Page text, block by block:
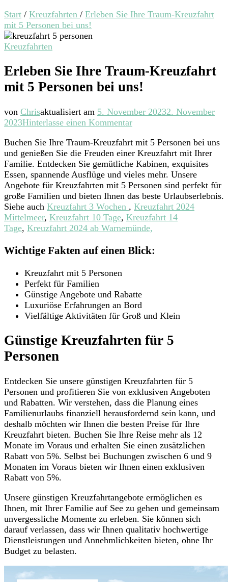
Start / Kreuzfahrten / Erleben Sie Ihre Traum-Kreuzfahrt
mit 5 Personen bei uns!
Kreuzfahrten
Erleben Sie Ihre Traum-Kreuzfahrt
mit 5 Personen bei uns!
von Chrisaktualisiert am 5. November 20232. November
2023Hinterlasse einen Kommentarzu
Sie
Ihre
Traum-
Kreuzfahrt
mit
5
Personen
bei
uns!
Buchen Sie Ihre Traum-Kreuzfahrt mit 5 Personen bei uns
und genießen Sie die Freuden einer Kreuzfahrt mit Ihrer
Familie. Entdecken Sie gemütliche Kabinen, exquisites
Essen, spannende Ausflüge und vieles mehr. Unsere
Angebote für Kreuzfahrten mit 5 Personen sind perfekt für
große Familien und bieten Ihnen das beste Urlaubserlebnis.
Siehe auch Kreuzfahrt 3 Wochen , Kreuzfahrt 2024
Mittelmeer, Kreuzfahrt 10 Tage, Kreuzfahrt 14
Tage, Kreuzfahrt 2024 ab Warnemünde,
Wichtige Fakten auf einen Blick:
Kreuzfahrt mit 5 Personen
Perfekt für Familien
Günstige Angebote und Rabatte
Luxuriöse Erfahrungen an Bord
Vielfältige Aktivitäten für Groß und Klein
Günstige Kreuzfahrten für 5
Personen
Entdecken Sie unsere günstigen Kreuzfahrten für 5
Personen und profitieren Sie von exklusiven Angeboten
und Rabatten. Wir verstehen, dass die Planung eines
Familienurlaubs finanziell herausfordernd sein kann, und
deshalb möchten wir Ihnen die besten Preise für Ihre
Kreuzfahrt bieten. Buchen Sie Ihre Reise mehr als 12
Monate im Voraus und erhalten Sie einen zusätzlichen
Rabatt von 5%. Selbst bei Buchungen zwischen 6 und 9
Monaten im Voraus bieten wir Ihnen einen exklusiven
Rabatt von 5%.
Unsere günstigen Kreuzfahrtangebote ermöglichen es
Ihnen, mit Ihrer Familie auf See zu gehen und gemeinsam
unvergessliche Momente zu erleben. Sie können sich
darauf verlassen, dass wir Ihnen qualitativ hochwertige
Dienstleistungen und Annehmlichkeiten bieten, ohne Ihr
Budget zu belasten.